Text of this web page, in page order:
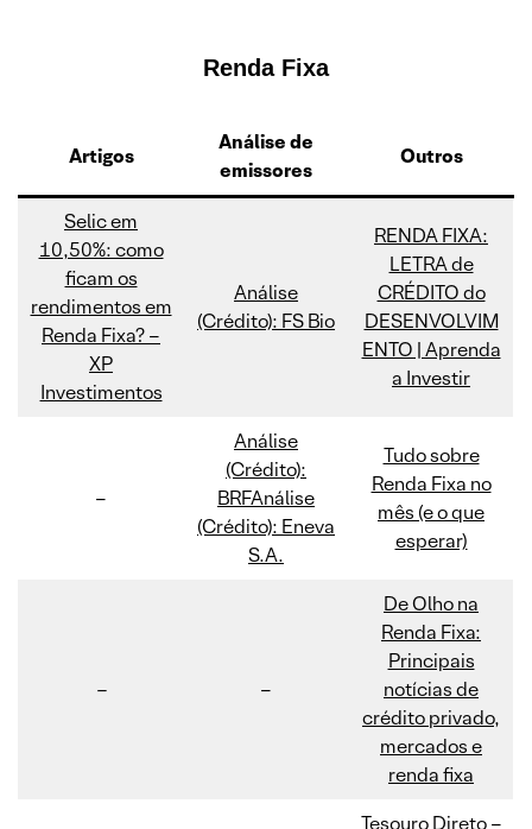
Renda Fixa
Artigos
Análise de
emissores
Outros
Selic em
10,50%: como
ficam os
rendimentos em
Renda Fixa? –
XP
Investimentos
Análise
(Crédito): FS Bio
RENDA FIXA:
LETRA de
CRÉDITO do
DESENVOLVIM
ENTO | Aprenda
a Investir
–
Análise
(Crédito):
BRFAnálise
(Crédito): Eneva
S.A.
Tudo sobre
Renda Fixa no
mês (e o que
esperar)
– –
De Olho na
Renda Fixa:
Principais
notícias de
crédito privado,
mercados e
renda fixa
Tesouro Direto –